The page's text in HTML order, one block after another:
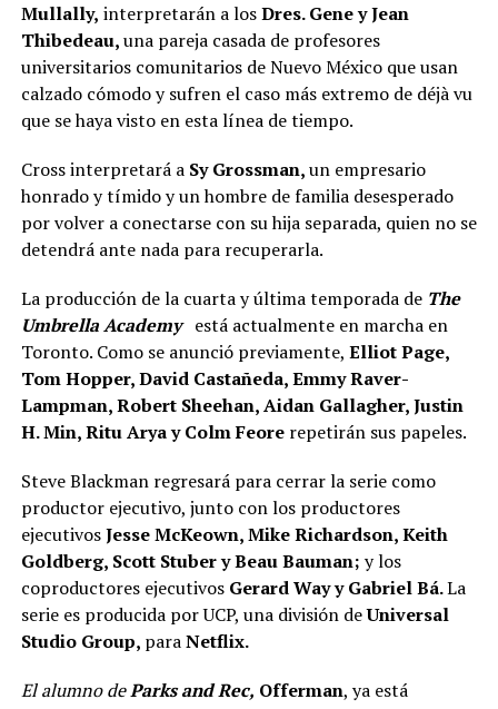
Mullally, interpretarán a losDres. Gene y Jean
Thibedeau,una pareja casada de profesores
universitarios comunitarios de Nuevo México que usan
calzado cómodo y sufren el caso más extremo de déjà vu
que se haya visto en esta línea de tiempo.
Cross interpretará a Sy Grossman,un empresario
honrado y tímido y un hombre de familia desesperado
por volver a conectarse con su hija separada, quien no se
detendrá ante nada para recuperarla.
La producción de la cuarta y última temporada de The
Umbrella Academy
está actualmente en marcha en
Toronto. Como se anunció previamente, Elliot Page,
Tom Hopper, David Castañeda, Emmy Raver-
Lampman, Robert Sheehan, Aidan Gallagher, Justin
H. Min, Ritu Arya y Colm Feorerepetirán sus papeles.
Steve Blackman regresará para cerrar la serie como
productor ejecutivo, junto con los productores
ejecutivosJesse McKeown, Mike Richardson, Keith
Goldberg, Scott Stuber y Beau Bauman; y los
coproductores ejecutivos Gerard Way y Gabriel Bá.La
serie es producida por UCP, una división deUniversal
Studio Group, paraNetflix.
El alumno deParks and Rec, Offerman, ya está